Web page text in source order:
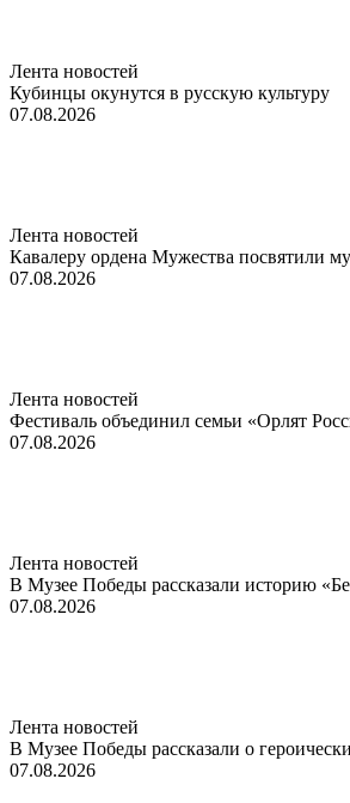
Лента новостей
Кубинцы окунутся в русскую культуру
07.08.2026
Лента новостей
Кавалеру ордена Мужества посвятили
07.08.2026
Лента новостей
Фестиваль объединил семьи «Орлят
07.08.2026
Лента новостей
В Музее Победы рассказали историю
07.08.2026
Лента новостей
В Музее Победы рассказали о
07.08.2026